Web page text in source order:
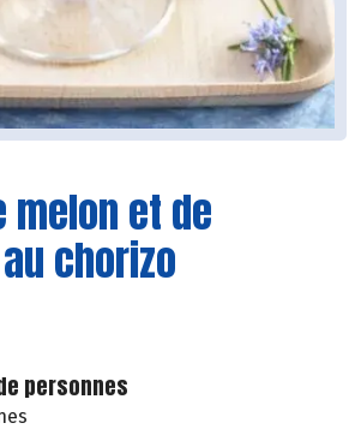
melon et de
chorizo
personnes